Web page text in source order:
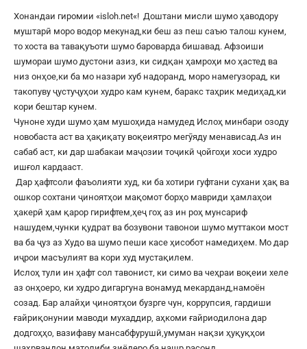
Хонандаи гиромии «isloh.net«! Доштани мисли шумо ҳаводору
муштарӣ моро водор мекунад,ки беш аз пеш саъю талош кунем,
то хоста ва тавақуъоти шумо бароварда бишавад. Афзоиши
шумораи шумо дустони азиз, ки сидқан ҳамроҳи мо ҳастед ва
низ онҳое,ки ба мо назари хуб надоранд, моро намегузорад, ки
такопуву ҷустуҷуҳои худро кам кунем, баракс таҳрик медиҳад,ки
кори бештар кунем.
Чуноне худи шумо ҳам мушоҳида намудед Ислоҳ минбари озоду
новобаста аст ва ҳақиқату воқеиятро мегӯяду менависад.Аз ин
сабаб аст, ки дар шабакаи маҷозии тоҷикӣ ҷойгоҳи хоси худро
ишғол кардааст.
Дар ҳафтсоли фаъолияти худ, ки ба хотири гуфтани сухани ҳақ ва
ошкор сохтани ҷиноятҳои мақомот борҳо мавриди ҳамлаҳои
ҳакерӣ ҳам қарор гирифтем,ҳеҷ гоҳ аз ин роҳ мунсариф
нашудем,чунки қудрат ва бозувони тавонои шумо муттакои мост
ва ба ҷуз аз Худо ва шумо пеши касе ҳисобот намедиҳем. Мо дар
иҷрои масъулият ва кори худ мустақилем.
Ислоҳ тули ин ҳафт сол тавонист, ки симо ва чеҳраи воқеии хеле
аз онҳоеро, ки худро дигаргуна вонамуд мекарданд,намоён
созад. Бар алайҳи ҷиноятҳои бузрге чун, коррупсия, гардиши
ғайриқонунии маводи мухаддир, аҳкоми ғайриодилона дар
додгоҳҳо, вазифаву мансабфурушӣ,умуман нақзи ҳуқуқҳои